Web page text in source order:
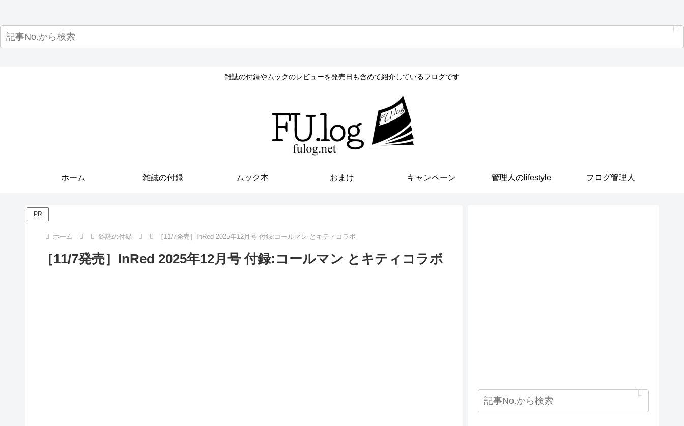
雑誌の付録やムックのレビューを発売日も含めて紹介しているフログです
ホーム 雑誌の付録 ムック本 おまけ キャンペーン 管理人のlifestyle フログ管理人
PR
ホーム 雑誌の付録 ［11/7発売］InRed 2025年12月号 付録:コールマン とキティコラボ
［11/7発売］InRed 2025年12月号 付録:コールマン とキティコラボ